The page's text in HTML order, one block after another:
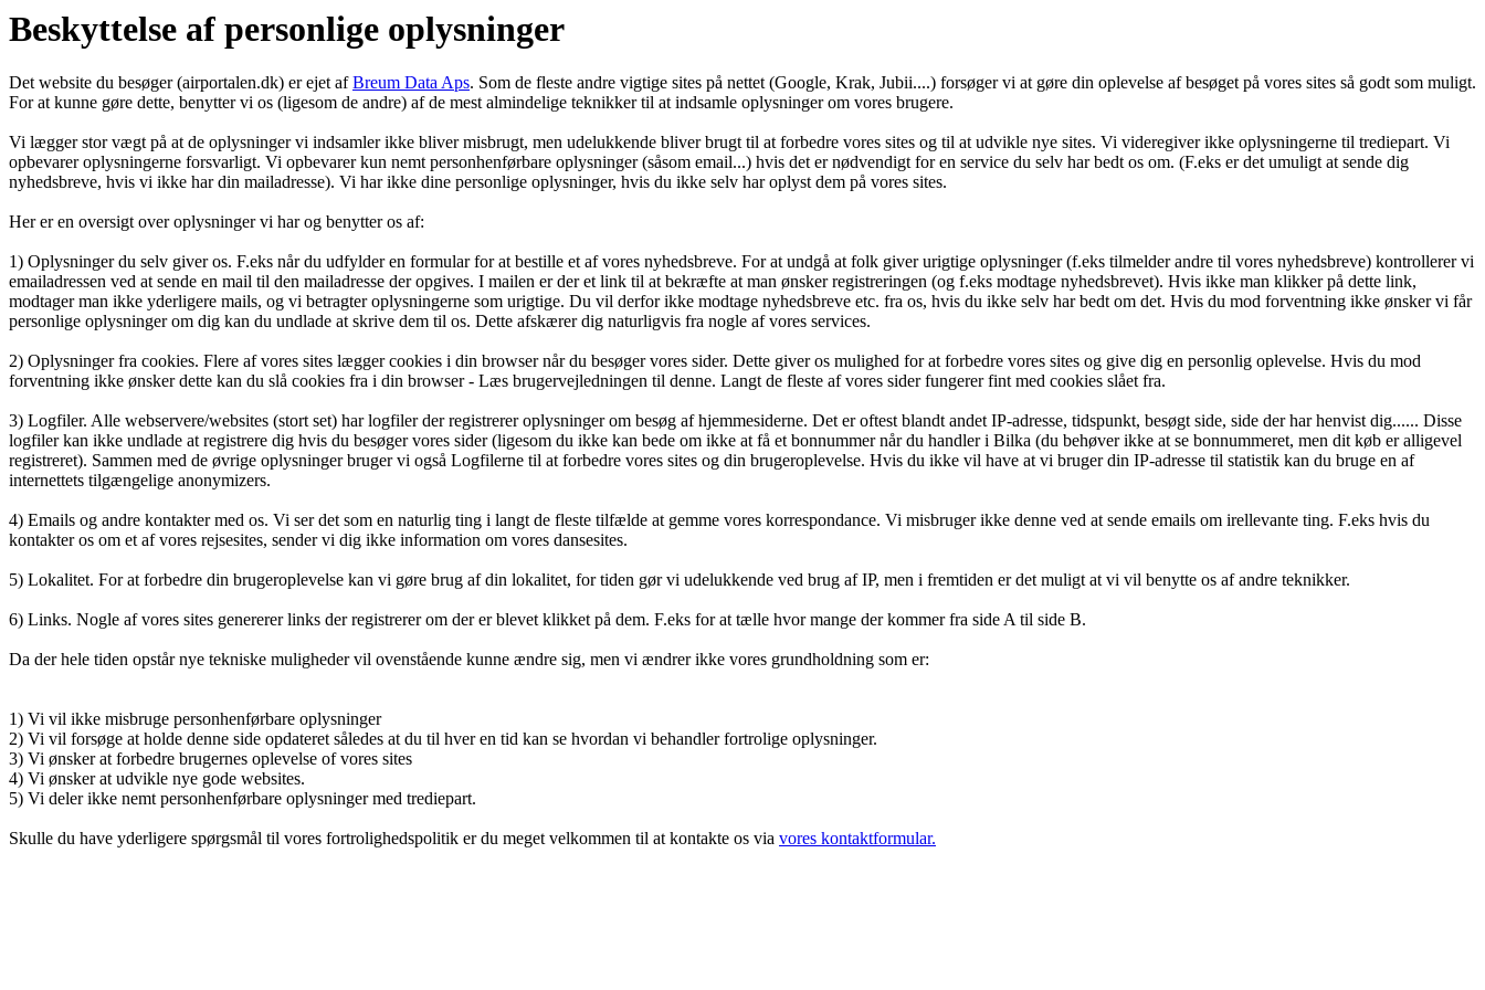
Beskyttelse af personlige oplysninger
Det website du besøger (airportalen.dk) er ejet afBreum Data Aps. Som de fleste andre vigtige sites på nettet (Google, Krak, Jubii....) forsøger vi at gøre din oplevelse af besøget på vores sites så godt som muligt.
For at kunne gøre dette, benytter vi os (ligesom de andre) af de mest almindelige teknikker til at indsamle oplysninger om vores brugere.
Vi lægger stor vægt på at de oplysninger vi indsamler ikke bliver misbrugt, men udelukkende bliver brugt til at forbedre vores sites og til at udvikle nye sites. Vi videregiver ikke oplysningerne til trediepart. Vi
opbevarer oplysningerne forsvarligt. Vi opbevarer kun nemt personhenførbare oplysninger (såsom email...) hvis det er nødvendigt for en service du selv har bedt os om. (F.eks er det umuligt at sende dig
nyhedsbreve, hvis vi ikke har din mailadresse). Vi har ikke dine personlige oplysninger, hvis du ikke selv har oplyst dem på vores sites.
Her er en oversigt over oplysninger vi har og benytter os af:
1) Oplysninger du selv giver os. F.eks når du udfylder en formular for at bestille et af vores nyhedsbreve. For at undgå at folk giver urigtige oplysninger (f.eks tilmelder andre til vores nyhedsbreve) kontrollerer vi
emailadressen ved at sende en mail til den mailadresse der opgives. I mailen er der et link til at bekræfte at man ønsker registreringen (og f.eks modtage nyhedsbrevet). Hvis ikke man klikker på dette link,
modtager man ikke yderligere mails, og vi betragter oplysningerne som urigtige. Du vil derfor ikke modtage nyhedsbreve etc. fra os, hvis du ikke selv har bedt om det. Hvis du mod forventning ikke ønsker vi får
personlige oplysninger om dig kan du undlade at skrive dem til os. Dette afskærer dig naturligvis fra nogle af vores services.
2) Oplysninger fra cookies. Flere af vores sites lægger cookies i din browser når du besøger vores sider. Dette giver os mulighed for at forbedre vores sites og give dig en personlig oplevelse. Hvis du mod
forventning ikke ønsker dette kan du slå cookies fra i din browser - Læs brugervejledningen til denne. Langt de fleste af vores sider fungerer fint med cookies slået fra.
3) Logfiler. Alle webservere/websites (stort set) har logfiler der registrerer oplysninger om besøg af hjemmesiderne. Det er oftest blandt andet IP-adresse, tidspunkt, besøgt side, side der har henvist dig...... Disse
logfiler kan ikke undlade at registrere dig hvis du besøger vores sider (ligesom du ikke kan bede om ikke at få et bonnummer når du handler i Bilka (du behøver ikke at se bonnummeret, men dit køb er alligevel
registreret). Sammen med de øvrige oplysninger bruger vi også Logfilerne til at forbedre vores sites og din brugeroplevelse. Hvis du ikke vil have at vi bruger din IP-adresse til statistik kan du bruge en af
internettets tilgængelige anonymizers.
4) Emails og andre kontakter med os. Vi ser det som en naturlig ting i langt de fleste tilfælde at gemme vores korrespondance. Vi misbruger ikke denne ved at sende emails om irellevante ting. F.eks hvis du
kontakter os om et af vores rejsesites, sender vi dig ikke information om vores dansesites.
5) Lokalitet. For at forbedre din brugeroplevelse kan vi gøre brug af din lokalitet, for tiden gør vi udelukkende ved brug af IP, men i fremtiden er det muligt at vi vil benytte os af andre teknikker.
6) Links. Nogle af vores sites genererer links der registrerer om der er blevet klikket på dem. F.eks for at tælle hvor mange der kommer fra side A til side B.
Da der hele tiden opstår nye tekniske muligheder vil ovenstående kunne ændre sig, men vi ændrer ikke vores grundholdning som er:
1) Vi vil ikke misbruge personhenførbare oplysninger
2) Vi vil forsøge at holde denne side opdateret således at du til hver en tid kan se hvordan vi behandler fortrolige oplysninger.
3) Vi ønsker at forbedre brugernes oplevelse of vores sites
4) Vi ønsker at udvikle nye gode websites.
5) Vi deler ikke nemt personhenførbare oplysninger med trediepart.
Skulle du have yderligere spørgsmål til vores fortrolighedspolitik er du meget velkommen til at kontakte os via vores kontaktformular.